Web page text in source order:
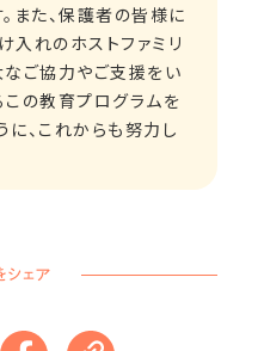
また、保護者の皆様に
入れのホストファミリ
なご協力やご支援をい
この教育プログラムを
、これからも努力し
シェア